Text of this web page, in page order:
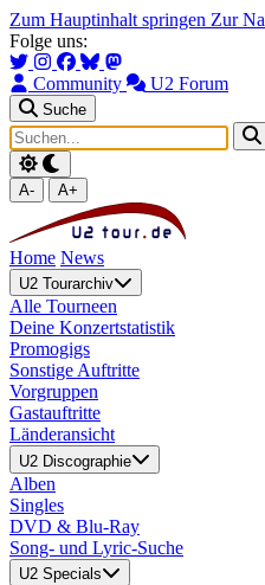
Zum Hauptinhalt springen Zur
Folge uns:
Community U2 Forum
Suche
A- A+
Home News
U2 Tourarchiv
Alle Tourneen
Deine Konzertstatistik
Promogigs
Sonstige Auftritte
Vorgruppen
Gastauftritte
Länderansicht
U2 Discographie
Alben
Singles
DVD & Blu-Ray
Song- und Lyric-Suche
U2 Specials